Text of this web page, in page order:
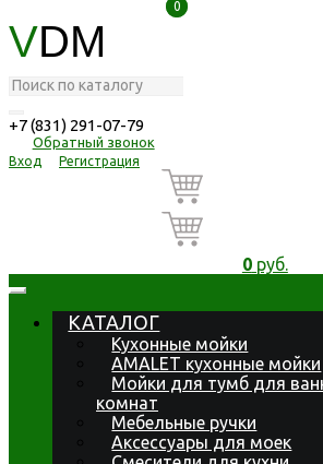
VDM
+7 (831) 291-07-79
Обратный звонок
Вход Регистрация
0
0
0руб.
КАТАЛОГ
Кухонные мойки
AMALET кухонные мойки
Мойки для тумб для
комнат
Мебельные ручки
Аксессуары для моек